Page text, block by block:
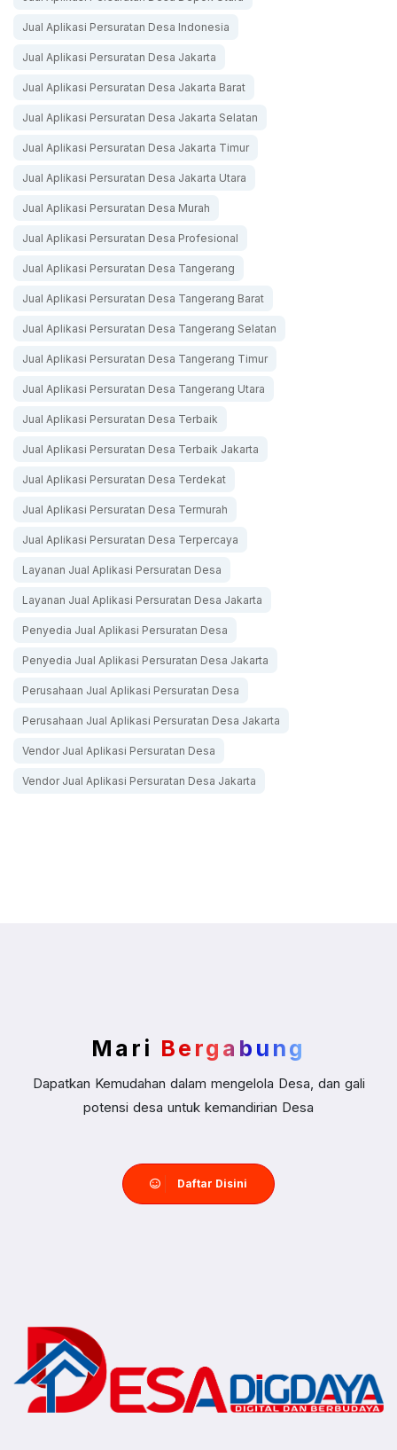
Jual Aplikasi Persuratan Desa Indonesia
Jual Aplikasi Persuratan Desa Jakarta
Jual Aplikasi Persuratan Desa Jakarta Barat
Jual Aplikasi Persuratan Desa Jakarta Selatan
Jual Aplikasi Persuratan Desa Jakarta Timur
Jual Aplikasi Persuratan Desa Jakarta Utara
Jual Aplikasi Persuratan Desa Murah
Jual Aplikasi Persuratan Desa Profesional
Jual Aplikasi Persuratan Desa Tangerang
Jual Aplikasi Persuratan Desa Tangerang Barat
Jual Aplikasi Persuratan Desa Tangerang Selatan
Jual Aplikasi Persuratan Desa Tangerang Timur
Jual Aplikasi Persuratan Desa Tangerang Utara
Jual Aplikasi Persuratan Desa Terbaik
Jual Aplikasi Persuratan Desa Terbaik Jakarta
Jual Aplikasi Persuratan Desa Terdekat
Jual Aplikasi Persuratan Desa Termurah
Jual Aplikasi Persuratan Desa Terpercaya
Layanan Jual Aplikasi Persuratan Desa
Layanan Jual Aplikasi Persuratan Desa Jakarta
Penyedia Jual Aplikasi Persuratan Desa
Penyedia Jual Aplikasi Persuratan Desa Jakarta
Perusahaan Jual Aplikasi Persuratan Desa
Perusahaan Jual Aplikasi Persuratan Desa Jakarta
Vendor Jual Aplikasi Persuratan Desa
Vendor Jual Aplikasi Persuratan Desa Jakarta
Mari Bergabung
Dapatkan Kemudahan dalam mengelola Desa, dan gali
potensi desa untuk kemandirian Desa
Daftar Disini